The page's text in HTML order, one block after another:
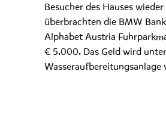
Besucher des Hauses
überbrachten die BMW
Alphabet Austria
€ 5.000. Das Geld wird
Wasseraufbereitungsanlage